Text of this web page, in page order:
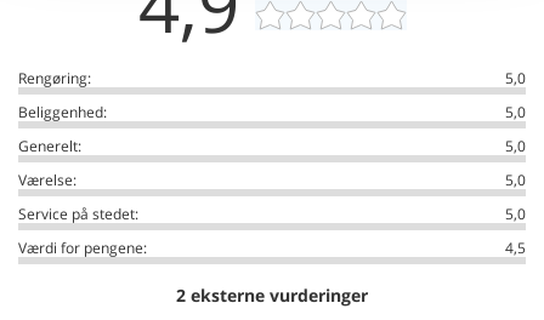
Rengøring:
5,0
Beliggenhed:
5,0
Generelt:
5,0
Værelse:
5,0
Service på stedet:
5,0
Værdi for pengene:
4,5
2 eksterne vurderinger